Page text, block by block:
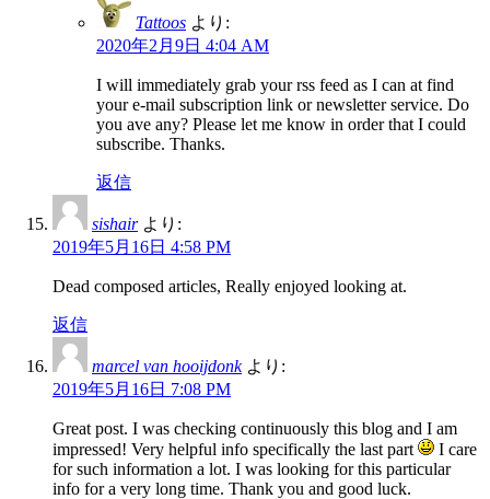
Tattoos より:
2020年2月9日 4:04 AM
I will immediately grab your rss feed as I can at find
your e-mail subscription link or newsletter service. Do
you ave any? Please let me know in order that I could
subscribe. Thanks.
返信
sishair より:
2019年5月16日 4:58 PM
Dead composed articles, Really enjoyed looking at.
返信
marcel van hooijdonk より:
2019年5月16日 7:08 PM
Great post. I was checking continuously this blog and I am
impressed! Very helpful info specifically the last part
I care
for such information a lot. I was looking for this particular
info for a very long time. Thank you and good luck.